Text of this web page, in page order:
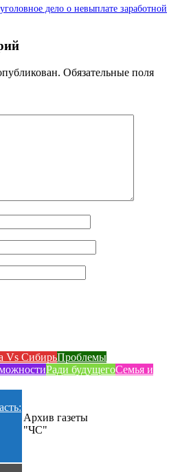
дело о невыплате заработной
Обязательные поля
Vs СибирьПроблемы
Ради будущегоСемья и
Архив газеты
"ЧС"